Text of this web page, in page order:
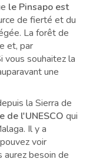
le Pinsapo est
de fierté et du
La forêt de
et, par
vous souhaitez la
une
la Sierra de
de l'UNESCO qui
Il y a
voir
besoin de